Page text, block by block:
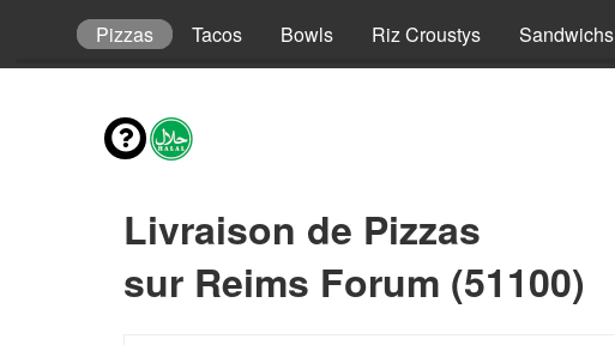
Pizzas Tacos Bowls Riz Croustys Sandwichs
Livraison de Pizzas
sur Reims Forum (51100)